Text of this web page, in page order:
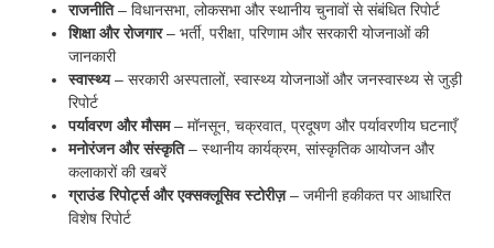
राजनीति– विधानसभा, लोकसभा और स्थानीय चुनावों से संबंधित रिपोर्ट
शिक्षा और रोजगार– भर्ती, परीक्षा, परिणाम और सरकारी योजनाओं की
जानकारी
स्वास्थ्य– सरकारी अस्पतालों, स्वास्थ्य योजनाओं और जनस्वास्थ्य से जुड़ी
रिपोर्ट
पर्यावरण और मौसम– मॉनसून, चक्रवात, प्रदूषण और पर्यावरणीय घटनाएँ
मनोरंजन और संस्कृति– स्थानीय कार्यक्रम, सांस्कृतिक आयोजन और
कलाकारों की खबरें
ग्राउंड रिपोर्ट्स और एक्सक्लूसिव स्टोरीज़– जमीनी हकीकत पर आधारित
विशेष रिपोर्ट